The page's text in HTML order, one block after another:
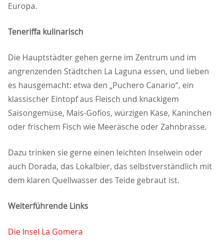
Europa.
Teneriffa kulinarisch
Die Hauptstädter gehen gerne im Zentrum und im
angrenzenden Städtchen La Laguna essen, und lieben
es hausgemacht: etwa den „Puchero Canario“, ein
klassischer Eintopf aus Fleisch und knackigem
Saisongemüse, Mais-Gofios, würzigen Käse, Kaninchen
oder frischem Fisch wie Meeräsche oder Zahnbrasse.
Dazu trinken sie gerne einen leichten Inselwein oder
auch Dorada, das Lokalbier, das selbstverständlich mit
dem klaren Quellwasser des Teide gebraut ist.
Weiterführende Links
Die Insel La Gomera